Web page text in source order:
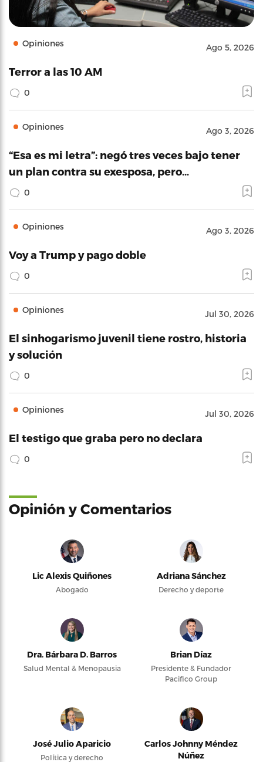
Opiniones Ago 5, 2026
Terror a las 10 AM
0
Opiniones Ago 3, 2026
“Esa es mi letra”: negó tres veces bajo tener
un plan contra su exesposa, pero…
0
Opiniones Ago 3, 2026
Voy a Trump y pago doble
0
Opiniones Jul 30, 2026
El sinhogarismo juvenil tiene rostro, historia
y solución
0
Opiniones Jul 30, 2026
El testigo que graba pero no declara
0
Opinión y Comentarios
Lic Alexis Quiñones
Abogado
Adriana Sánchez
Derecho y deporte
Dra. Bárbara D. Barros
Salud Mental & Menopausia
Brian Díaz
Presidente & Fundador
Pacifico Group
José Julio Aparicio
Política y derecho
Carlos Johnny Méndez
Núñez